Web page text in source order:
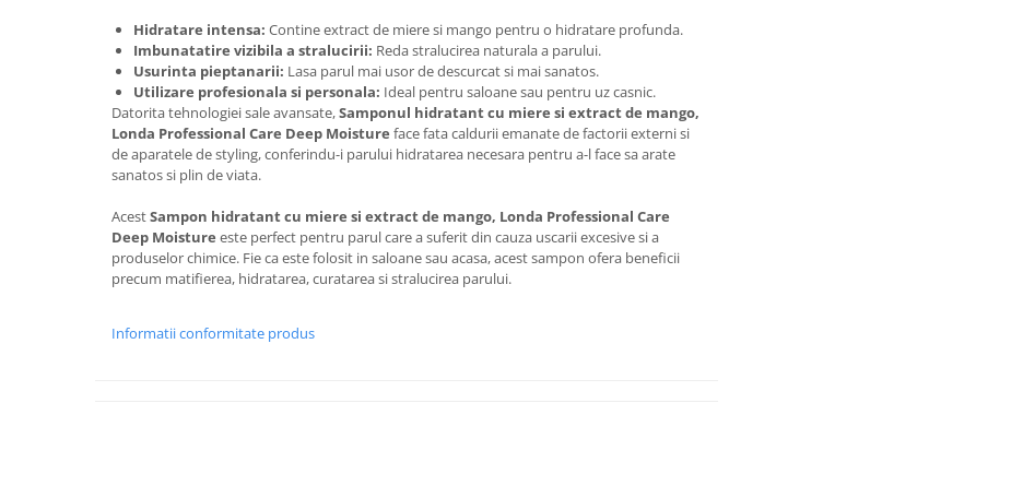
Hidratare intensa: Contine extract de miere si mango pentru o hidratare profunda.
Imbunatatire vizibila a stralucirii: Reda stralucirea naturala a parului.
Usurinta pieptanarii: Lasa parul mai usor de descurcat si mai sanatos.
Utilizare profesionala si personala: Ideal pentru saloane sau pentru uz casnic.
Datorita tehnologiei sale avansate,Samponul hidratant cu miere si extract de mango,
Londa Professional Care Deep Moisture face fata caldurii emanate de factorii externi si
de aparatele de styling, conferindu-i parului hidratarea necesara pentru a-l face sa arate
sanatos si plin de viata.
AcestSampon hidratant cu miere si extract de mango, Londa Professional Care
Deep Moisture este perfect pentru parul care a suferit din cauza uscarii excesive si a
produselor chimice. Fie ca este folosit in saloane sau acasa, acest sampon ofera beneficii
precum matifierea, hidratarea, curatarea si stralucirea parului.
Informatii conformitate produs